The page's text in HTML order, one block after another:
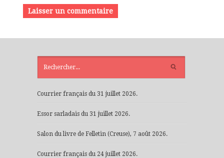
Courrier français du 31 juillet 2026.
Essor sarladais du 31 juillet 2026.
Salon du livre de Felletin (Creuse), 7 août 2026.
Courrier français du 24 juillet 2026.